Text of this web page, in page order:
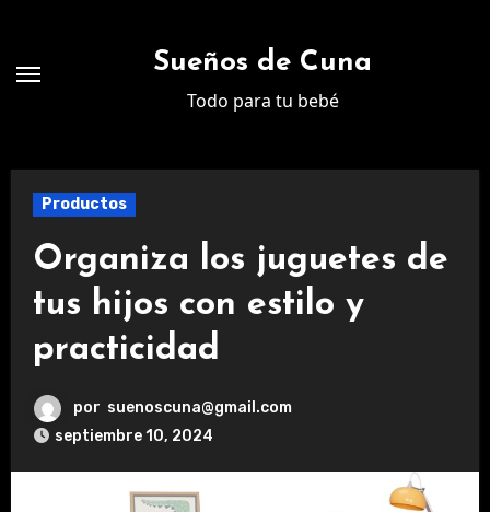
contenido
Sueños de Cuna
Todo para tu bebé
Productos
Organiza los juguetes de
tus hijos con estilo y
practicidad
por suenoscuna@gmail.com
septiembre 10, 2024